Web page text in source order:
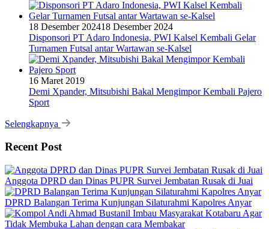
18 Desember 202418 Desember 2024
Disponsori PT Adaro Indonesia, PWI Kalsel Kembali Gelar
Turnamen Futsal antar Wartawan se-Kalsel
16 Maret 2019
Demi Xpander, Mitsubishi Bakal Mengimpor Kembali Pajero
Sport
Selengkapnya
Recent Post
Anggota DPRD dan Dinas PUPR Survei Jembatan Rusak di Juai
DPRD Balangan Terima Kunjungan Silaturahmi Kapolres Anyar